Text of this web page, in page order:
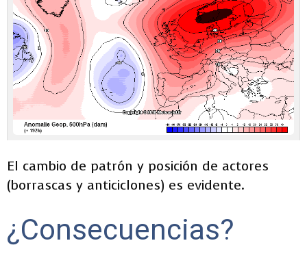
El cambio de patrón y posición de actores
(borrascas y anticiclones) es evidente.
¿Consecuencias?